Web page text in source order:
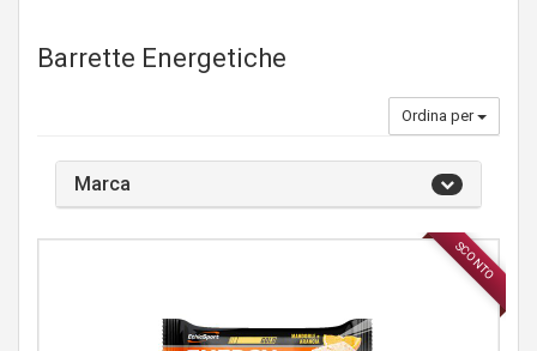
Barrette Energetiche
Ordina per
Marca
SCONTO
INTEGRATORI